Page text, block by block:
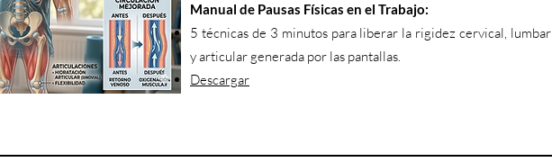
Manual de Pausas Físicas en el Trabajo:
5 técnicas de 3 minutos para liberar la rigidez cervical, lumbar
y articular generada por las pantallas.
Descargar